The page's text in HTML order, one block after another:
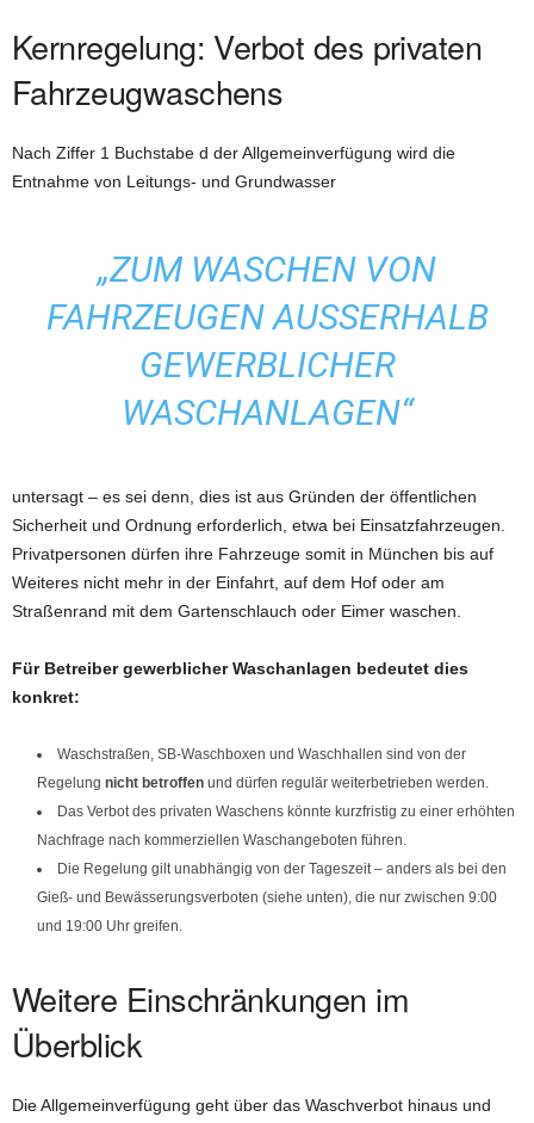
Kernregelung: Verbot des privaten
Fahrzeugwaschens
Nach Ziffer 1 Buchstabe d der Allgemeinverfügung wird die
Entnahme von Leitungs- und Grundwasser
„ZUM WASCHEN VON
FAHRZEUGEN AUSSERHALB G
EWERBLICHER W
ASCHANLAGEN“
untersagt – es sei denn, dies ist aus Gründen der öffentlichen
Sicherheit und Ordnung erforderlich, etwa bei Einsatzfahrzeugen.
Privatpersonen dürfen ihre Fahrzeuge somit in München bis auf
Weiteres nicht mehr in der Einfahrt, auf dem Hof oder am
Straßenrand mit dem Gartenschlauch oder Eimer waschen.
Für Betreiber gewerblicher Waschanlagen bedeutet dies
konkret:
Waschstraßen, SB-Waschboxen und Waschhallen sind von der
Regelung nicht betroffen und dürfen regulär weiterbetrieben werden.
Das Verbot des privaten Waschens könnte kurzfristig zu einer erhöhten
Nachfrage nach kommerziellen Waschangeboten führen.
Die Regelung gilt unabhängig von der Tageszeit – anders als bei den
Gieß- und Bewässerungsverboten (siehe unten), die nur zwischen 9:00
und 19:00 Uhr greifen.
Weitere Einschränkungen im
Überblick
Die Allgemeinverfügung geht über das Waschverbot hinaus und